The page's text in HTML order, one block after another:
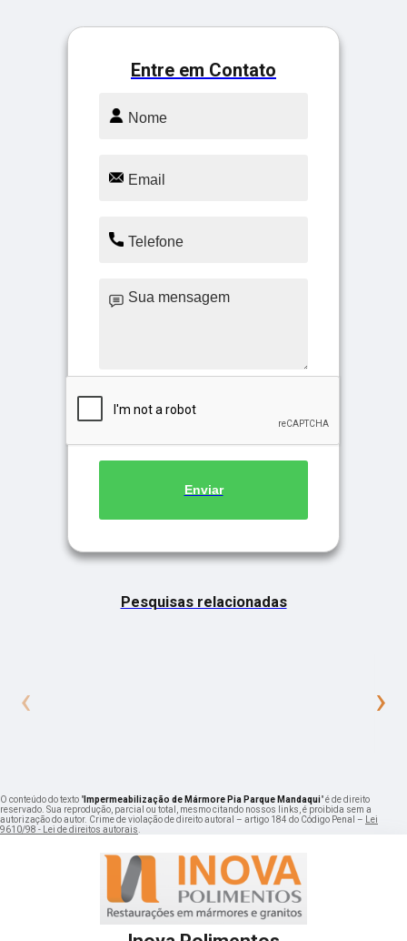
Entre em Contato
Enviar
Pesquisas relacionadas
‹ ›
O conteúdo do texto " Impermeabilização de Mármore Pia Parque Mandaqui" é de direito
reservado. Sua reprodução, parcial ou total, mesmo citando nossos links, é proibida sem a
autorização do autor. Crime de violação de direito autoral – artigo 184 do Código Penal –
Lei
9610/98 - Lei de direitos autorais